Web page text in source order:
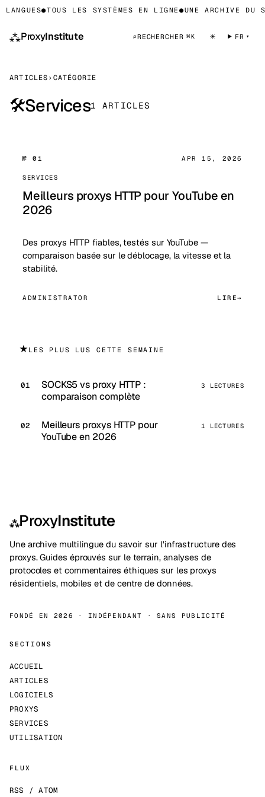
●TOUS LES SYSTÈMES EN LIGNE●UNE ARCHIVE DU
⁂ProxyInstitute ⌕RECHERCHER ⌘K ☀ FR
ARTICLES › CATÉGORIE
🛠Services1 ARTICLES
№ 01 APR 15, 2026
SERVICES
Meilleurs proxys HTTP pour YouTube en
2026
Des proxys HTTP fiables, testés sur YouTube —
comparaison basée sur le déblocage, la vitesse et la
stabilité.
ADMINISTRATOR LIRE
★ LES PLUS LUS CETTE SEMAINE
SOCKS5 vs proxy HTTP :
comparaison complète
3 LECTURES
Meilleurs proxys HTTP pour
YouTube en 2026
1 LECTURES
⁂ProxyInstitute
Une archive multilingue du savoir sur l'infrastructure des
proxys. Guides éprouvés sur le terrain, analyses de
protocoles et commentaires éthiques sur les proxys
résidentiels, mobiles et de centre de données.
FONDÉ EN 2026 · INDÉPENDANT · SANS PUBLICITÉ
SECTIONS
ACCUEIL
ARTICLES
LOGICIELS
PROXYS
SERVICES
UTILISATION
FLUX
RSS / ATOM